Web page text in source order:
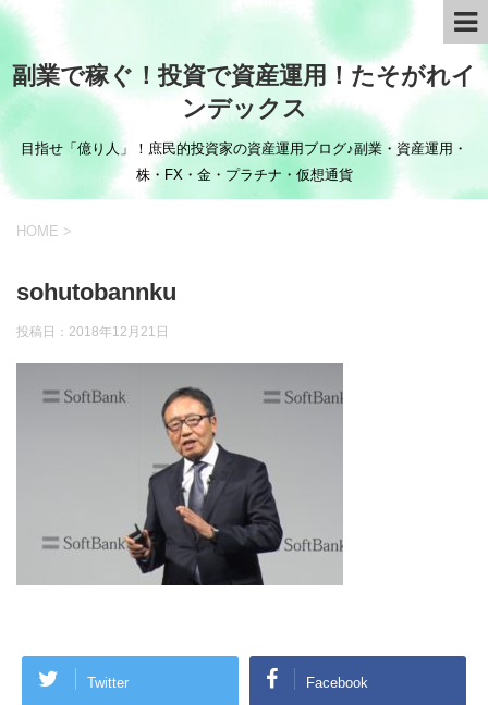
副業で稼ぐ！投資で資産運用！たそがれイ
ンデックス
目指せ「億り人」！庶民的投資家の資産運用ブログ♪副業・資産運用・
株・FX・金・プラチナ・仮想通貨
HOME >
sohutobannku
投稿日： 2018年12月21日
Twitter Facebook